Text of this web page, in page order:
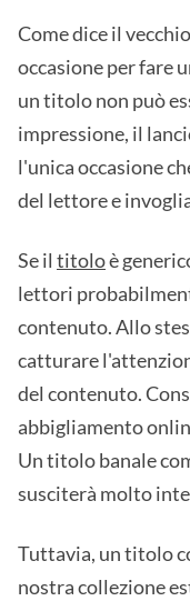
Come dice il
occasione per fare
un titolo non può
impressione, il
l'unica occasione
del lettore e
Se il titoloè
lettori
contenuto. Allo
catturare
del contenuto.
abbigliamento
Un titolo banale
susciterà molto
Tuttavia, un titolo
nostra collezione